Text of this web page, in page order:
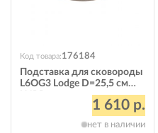
Код товара:176184
Подставка для сковороды
L6OG3 Lodge D=25,5 см
1 610 р.
нет в наличии